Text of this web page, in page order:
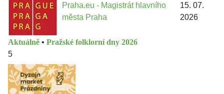
Praha.eu - Magistrát hlavního
města Praha
15. 07.
2026
Aktuálně • Pražské folklorní dny 2026
5